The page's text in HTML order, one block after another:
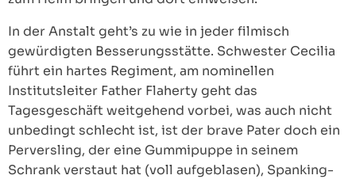
In der Anstalt geht’s zu wie in jeder filmisch
gewürdigten Besserungsstätte. Schwester Cecilia
führt ein hartes Regiment, am nominellen
Institutsleiter Father Flaherty geht das
Tagesgeschäft weitgehend vorbei, was auch nicht
unbedingt schlecht ist, ist der brave Pater doch ein
Perversling, der eine Gummipuppe in seinem
Schrank verstaut hat (voll aufgeblasen), Spanking-